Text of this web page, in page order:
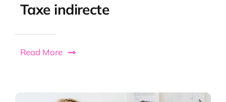
Taxe indirecte
Read More